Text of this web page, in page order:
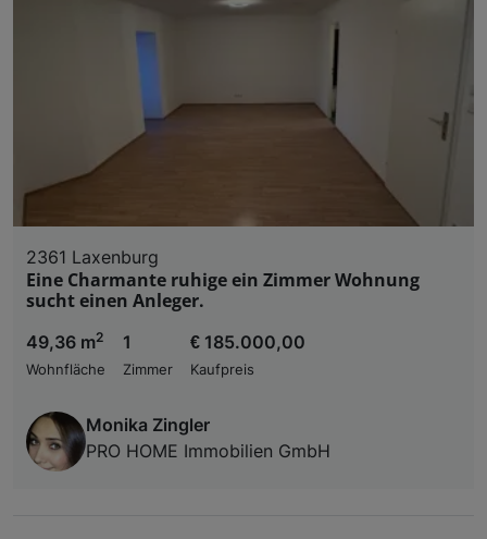
2361 Laxenburg
Eine Charmante ruhige ein Zimmer Wohnung
sucht einen Anleger.
49,36 m2
Wohnfläche
1
Zimmer
€ 185.000,00
Kaufpreis
Monika Zingler
PRO HOME Immobilien GmbH